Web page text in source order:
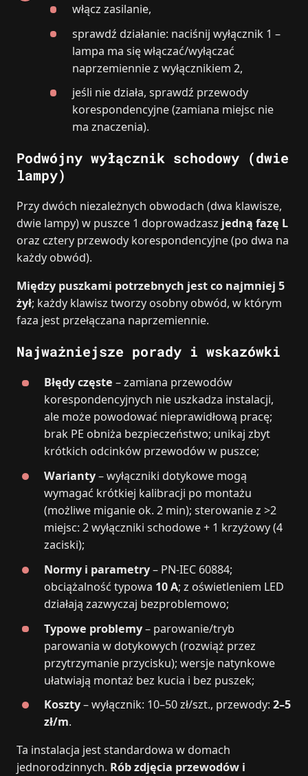
włącz zasilanie,
sprawdź działanie: naciśnij wyłącznik 1 –
lampa ma się włączać/wyłączać
naprzemiennie z wyłącznikiem 2,
jeśli nie działa, sprawdź przewody
korespondencyjne (zamiana miejsc nie
ma znaczenia).
Podwójny wyłącznik schodowy (dwie
lampy)
Przy dwóch niezależnych obwodach (dwa klawisze,
dwie lampy) w puszce 1 doprowadzasz jedną fazę L
oraz cztery przewody korespondencyjne (po dwa na
każdy obwód).
Między puszkami potrzebnych jest co najmniej 5
żył; każdy klawisz tworzy osobny obwód, w którym
faza jest przełączana naprzemiennie.
Najważniejsze porady i wskazówki
Błędy częste – zamiana przewodów
korespondencyjnych nie uszkadza instalacji,
ale może powodować nieprawidłową pracę;
brak PE obniża bezpieczeństwo; unikaj zbyt
krótkich odcinków przewodów w puszce;
Warianty– wyłączniki dotykowe mogą
wymagać krótkiej kalibracji po montażu
(możliwe miganie ok. 2 min); sterowanie z >2
miejsc: 2 wyłączniki schodowe + 1 krzyżowy (4
zaciski);
Normy i parametry– PN‑IEC 60884;
obciążalność typowa 10 A; z oświetleniem LED
działają zazwyczaj bezproblemowo;
Typowe problemy– parowanie/tryb
parowania w dotykowych (rozwiąż przez
przytrzymanie przycisku); wersje natynkowe
ułatwiają montaż bez kucia i bez puszek;
Koszty– wyłącznik: 10–50 zł/szt., przewody:2–5
zł/m.
Ta instalacja jest standardowa w domach
jednorodzinnych. Rób zdjęcia przewodów i